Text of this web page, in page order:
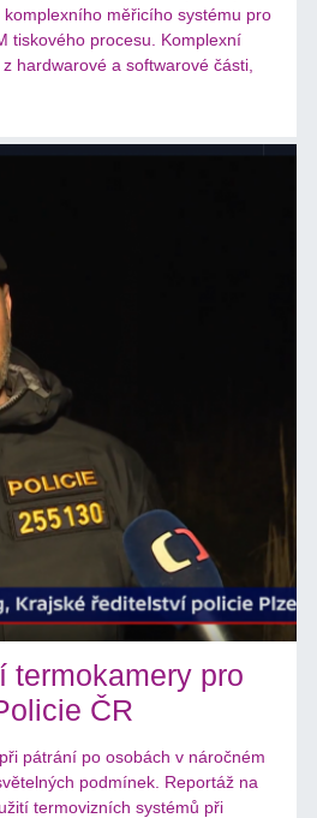
měřicího systému pro
tiskového procesu. Komplexní
hardwarové a softwarové části,
termokamery pro
ČR
pátrání po osobách v náročném
podmínek. Reportáž na
termovizních systémů při